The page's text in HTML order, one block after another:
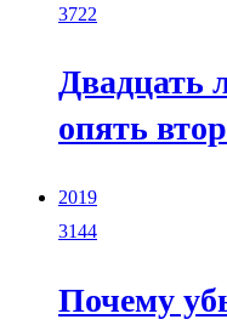
3722
Двадцать
опять
2019
3144
Почему